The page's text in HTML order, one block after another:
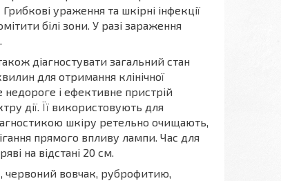
ураження та шкірні інфекції
білі зони. У разі зараження
діагностувати загальний стан
для отримання клінічної
і ефективне пристрій
дії. Її використовують для
шкіру ретельно очищають,
прямого впливу лампи. Час для
на відстані 20 см.
вовчак, руброфитию,